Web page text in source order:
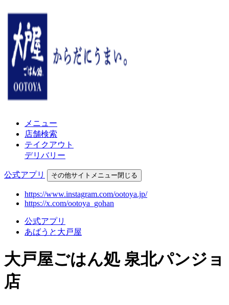
メニュー
店舗検索
テイクアウト
デリバリー
公式アプリ その他サイトメニュー閉じる
https://www.instagram.com/ootoya.jp/
https://x.com/ootoya_gohan
公式アプリ
あばうと大戸屋
大戸屋ごはん処 泉北パンジョ
店